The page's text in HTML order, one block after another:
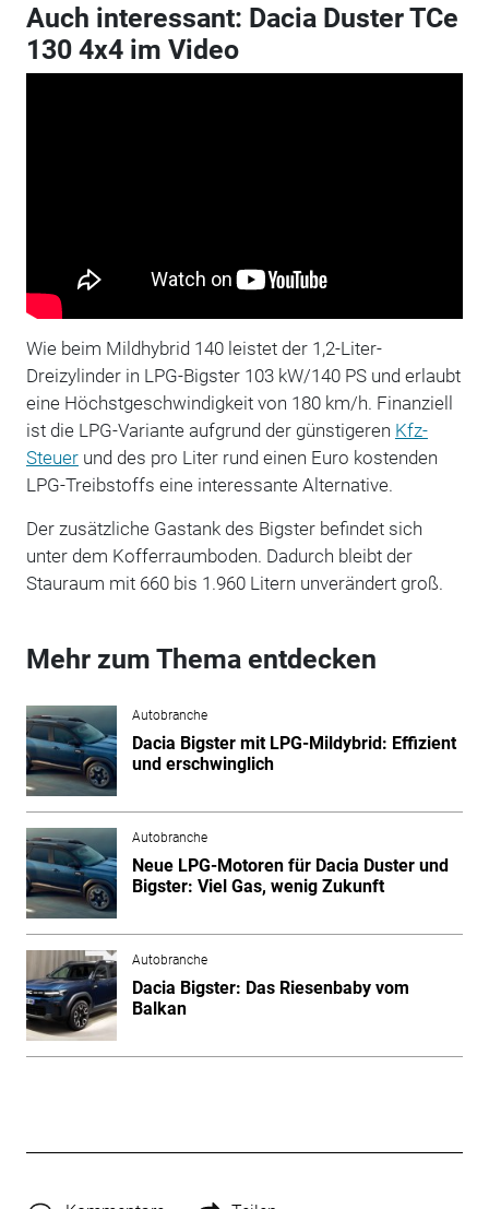
Auch interessant: Dacia Duster TCe
130 4x4 im Video
Wie beim Mildhybrid 140 leistet der 1,2-Liter-
Dreizylinder in LPG-Bigster 103 kW/140 PS und erlaubt
eine Höchstgeschwindigkeit von 180 km/h. Finanziell
ist die LPG-Variante aufgrund der günstigeren Kfz-
Steuerund des pro Liter rund einen Euro kostenden
LPG-Treibstoffs eine interessante Alternative.
Der zusätzliche Gastank des Bigster befindet sich
unter dem Kofferraumboden. Dadurch bleibt der
Stauraum mit 660 bis 1.960 Litern unverändert groß.
Mehr zum Thema entdecken
Autobranche
Dacia Bigster mit LPG-Mildybrid: Effizient
und erschwinglich
Autobranche
Neue LPG-Motoren für Dacia Duster und
Bigster: Viel Gas, wenig Zukunft
Autobranche
Dacia Bigster: Das Riesenbaby vom
Balkan